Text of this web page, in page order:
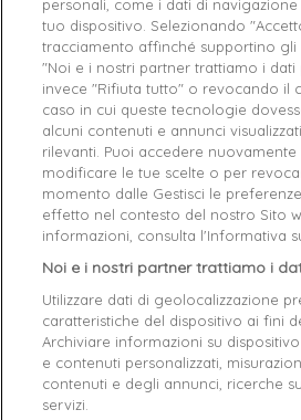
"Réassurance")
Product Details GPSR
Reference TB0A2EW9BA3 24
Data sheet
Couleur Gris
Matière cuir
Basket montante
personali, come i dati di navigazione
tuo dispositivo. Selezionando
tracciamento affinché supportino gli
"Noi e i nostri partner trattiamo i
invece "Rifiuta tutto" o revocando il
caso in cui queste tecnologie
alcuni contenuti e annunci
rilevanti. Puoi accedere
modificare le tue scelte o per
momento dalle Gestisci le
effetto nel contesto del nostro Sito
informazioni, consulta l'Informativa
Noi e i nostri partner trattiamo i
Utilizzare dati di geolocalizzazione
caratteristiche del dispositivo ai fini
Archiviare informazioni su
e contenuti personalizzati,
contenuti e degli annunci, ricerche
servizi.